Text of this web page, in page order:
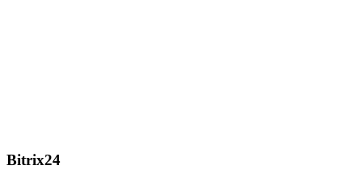
Bitrix24